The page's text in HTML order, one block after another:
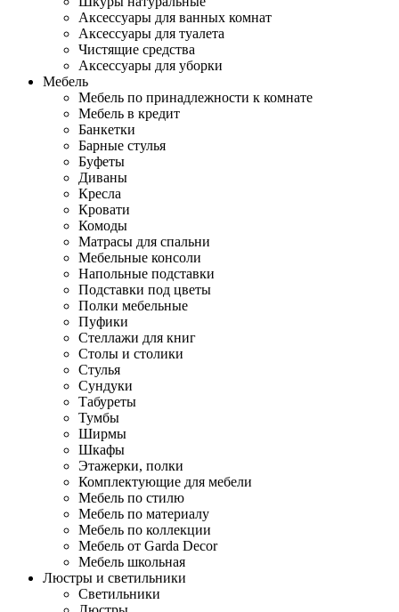
Аксессуары для ванных комнат
Аксессуары для туалета
Чистящие средства
Аксессуары для уборки
Мебель
Мебель по принадлежности к комнате
Мебель в кредит
Банкетки
Барные стулья
Буфеты
Диваны
Кресла
Кровати
Комоды
Матрасы для спальни
Мебельные консоли
Напольные подставки
Подставки под цветы
Полки мебельные
Пуфики
Стеллажи для книг
Столы и столики
Стулья
Сундуки
Табуреты
Тумбы
Ширмы
Шкафы
Этажерки, полки
Комплектующие для мебели
Мебель по стилю
Мебель по материалу
Мебель по коллекции
Мебель от Garda Decor
Мебель школьная
Люстры и светильники
Светильники